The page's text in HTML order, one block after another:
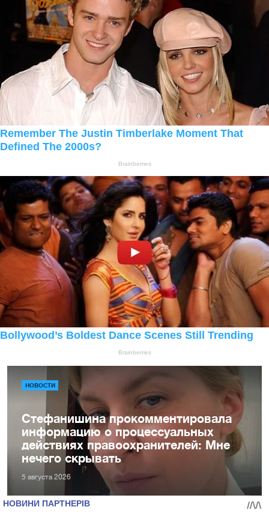
НОВОСТИ
Стефанишина прокомментировала
информацию о процессуальных
действиях правоохранителей: Мне
нечего скрывать
5 августа 2026